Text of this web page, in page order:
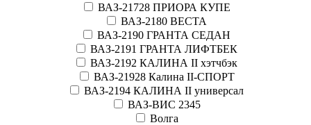
ВАЗ-21728 ПРИОРА КУПЕ
ВАЗ-2180 ВЕСТА
ВАЗ-2190 ГРАНТА СЕДАН
ВАЗ-2191 ГРАНТА ЛИФТБЕК
ВАЗ-2192 КАЛИНА II хэтчбэк
ВАЗ-21928 Калина II-СПОРТ
ВАЗ-2194 КАЛИНА II универсал
ВАЗ-ВИС 2345
Волга